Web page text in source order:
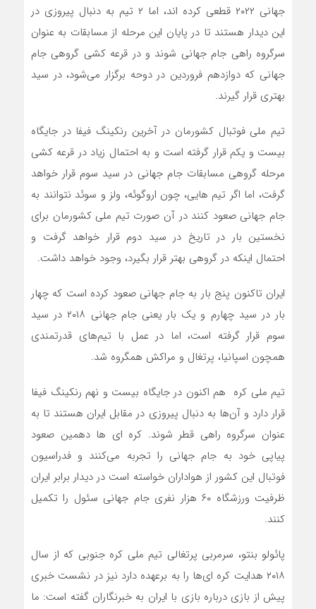
جهانی ۲۰۲۲ قطعی کرده اند، اما ۲ تیم به دنبال پیروزی در
این دیدار هستند تا در پایان این مرحله از مسابقات به عنوان
سرگروه راهی جام جهانی شوند و در قرعه کشی گروهی جام
جهانی که دوازدهم فروردین در دوحه برگزار می‌شود، در سید
بهتری قرار گیرند.
تیم ملی فوتبال کشورمان در آخرین رنکینگ فیفا در جایگاه
بیست و یکم قرار گرفته است و به احتمال زیاد در قرعه کشی
مرحله گروهی مسابقات جام جهانی در سید سوم قرار خواهد
گرفت، اما اگر تیم هایی، چون اروگوئه، ولز و سوئد نتوانند به
جام جهانی صعود کنند در آن صورت تیم ملی کشورمان برای
نخستین بار در تاریخ در سید دوم قرار خواهد گرفت و
احتمال اینکه در گروهی بهتر قرار بگیرد، وجود خواهد داشت.
ایران تاکنون پنج بار به جام جهانی صعود کرده است که چهار
بار در سید چهارم و یک بار یعنی جام جهانی ۲۰۱۸ در سید
سوم قرار گرفته است، اما در عمل با تیم‌های قدرتمندی
همچون اسپانیا، پرتغال و مراکش همگروه شد.
تیم ملی کره هم اکنون در جایگاه بیست و نهم رنکینگ فیفا
قرار دارد و آن‌ها به دنبال پیروزی در مقابل ایران هستند تا به
عنوان سرگروه راهی قطر شوند. کره ای ها دهمین صعود
پیاپی خود به جام جهانی را تجربه می‌کنند و فدراسیون
فوتبال این کشور از هواداران خواسته است در دیدار برابر ایران
ظرفیت ورزشگاه ۶۰ هزار نفری جام جهانی سئول را تکمیل
کنند.
پائولو بنتو، سرمربی پرتغالی تیم ملی کره جنوبی که از سال
۲۰۱۸ هدایت کره ای‌ها را به برعهده دارد نیز در نشست خبری
پیش از بازی درباره بازی با ایران به خبرنگاران گفته است: ما